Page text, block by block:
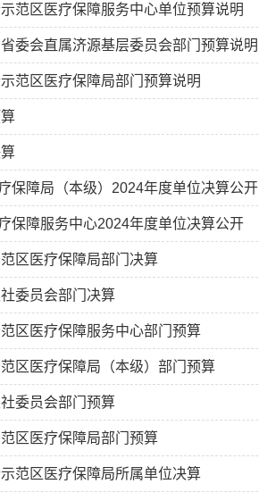
范区医疗保障服务中心单位预算说明
委会直属济源基层委员会部门预算说明
范区医疗保障局部门预算说明
保障局（本级）2024年度单位决算公开
保障服务中心2024年度单位决算公开
区医疗保障局部门决算
委员会部门决算
区医疗保障服务中心部门预算
区医疗保障局（本级）部门预算
委员会部门预算
区医疗保障局部门预算
范区医疗保障局所属单位决算